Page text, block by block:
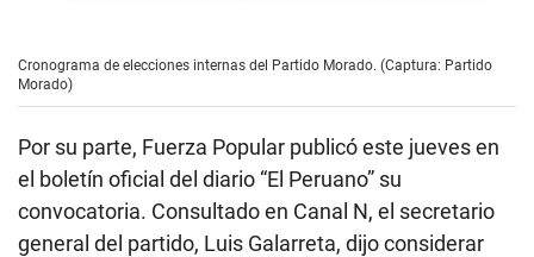
Cronograma de elecciones internas del Partido Morado. (Captura: Partido
Morado)
Por su parte, Fuerza Popular publicó este jueves en
el boletín oficial del diario “El Peruano” su
convocatoria. Consultado en Canal N, el secretario
general del partido, Luis Galarreta, dijo considerar